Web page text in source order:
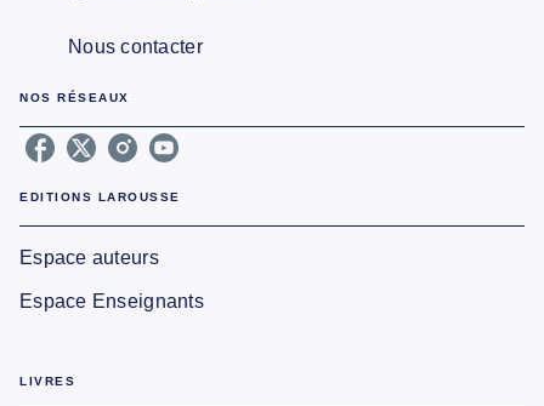
Nous contacter
NOS RÉSEAUX
EDITIONS LAROUSSE
Espace auteurs
Espace Enseignants
LIVRES